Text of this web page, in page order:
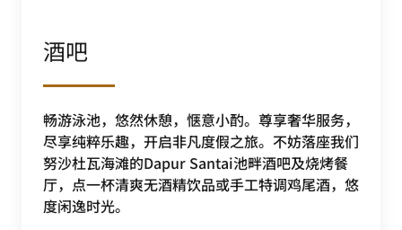
酒吧
畅游泳池，悠然休憩，惬意小酌。尊享奢华服务，
尽享纯粹乐趣，开启非凡度假之旅。不妨落座我们
努沙杜瓦海滩的Dapur Santai池畔酒吧及烧烤餐
厅，点一杯清爽无酒精饮品或手工特调鸡尾酒，悠
度闲逸时光。